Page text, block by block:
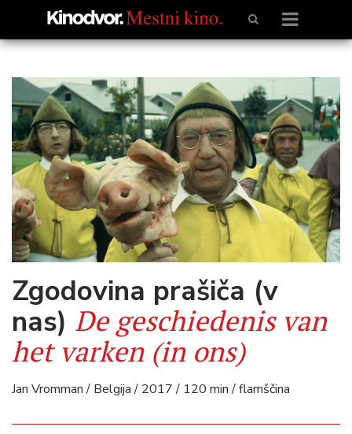
Zgodovina prašiča (v
nas) De geschiedenis van
het varken (in ons)
Jan Vromman / Belgija / 2017 / 120 min / flamščina